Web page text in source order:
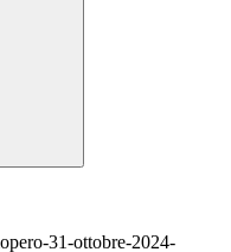
31-ottobre-2024-